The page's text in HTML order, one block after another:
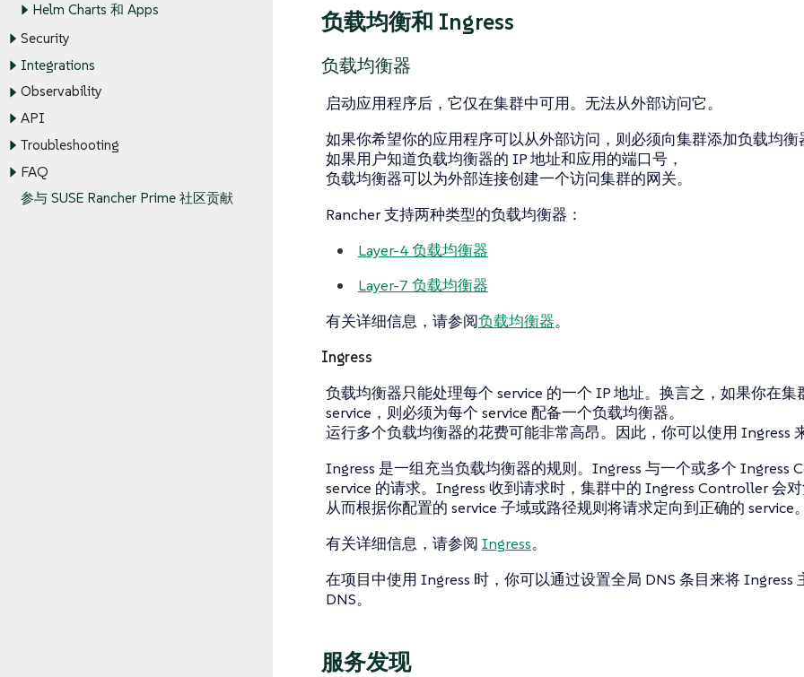
Helm Charts 和 Apps
Security
Integrations
Observability
API
Troubleshooting
FAQ
参与 SUSE Rancher Prime 社区贡献
负载均衡和 Ingress
负载均衡器
启动应用程序后，它仅在集群中可用。无法从外部访问它。
如果你希望你的应用程序可以从外部访问，则必须向集群添加负载均衡
如果用户知道负载均衡器的 IP 地址和应用的端口号，
负载均衡器可以为外部连接创建一个访问集群的网关。
Rancher 支持两种类型的负载均衡器：
Layer-4 负载均衡器
Layer-7 负载均衡器
有关详细信息，请参阅负载均衡器。
Ingress
负载均衡器只能处理每个 service 的一个 IP 地址。换言之，如果你在集
service，则必须为每个 service 配备一个负载均衡器。
运行多个负载均衡器的花费可能非常高昂。因此，你可以使用 Ingress
Ingress 是一组充当负载均衡器的规则。Ingress 与一个或多个 Ingress
service 的请求。Ingress 收到请求时，集群中的 Ingress Controller 会
从而根据你配置的 service 子域或路径规则将请求定向到正确的 service。
有关详细信息，请参阅 Ingress。
在项目中使用 Ingress 时，你可以通过设置全局 DNS 条目来将 Ingress
DNS。
服务发现